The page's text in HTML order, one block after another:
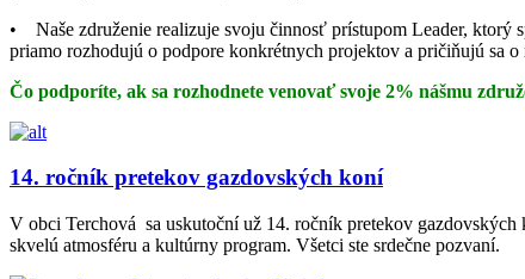
• Naše združenie realizuje svoju činnosť prístupom Leader, ktorý
priamo rozhodujú o podpore konkrétnych projektov a pričiňujú sa o
Čo podporíte, ak sa rozhodnete venovať svoje 2% nášmu
14. ročník pretekov gazdovských koní
V obci Terchová sa uskutoční už 14. ročník pretekov gazdovských
skvelú atmosféru a kultúrny program. Všetci ste srdečne pozvaní.